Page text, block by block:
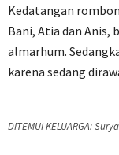
Kedatangan
Bani, Atia dan Anis,
almarhum.
karena sedang
DITEMUI KELUARGA: